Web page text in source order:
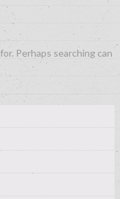
Perhaps searching can